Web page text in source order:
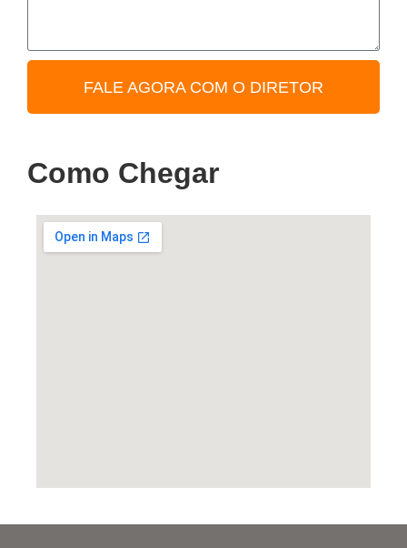
FALE AGORA COM O DIRETOR
Como Chegar